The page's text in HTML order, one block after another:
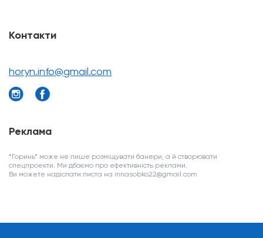
Контакти
horyn.info@gmail.com
Реклама
*Горинь* може не лише розміщувати банери, а й створювати
спецпроекти. Ми дбаємо про ефективність реклами.
Ви можете надіслати листа на innasobko22@gmail.com